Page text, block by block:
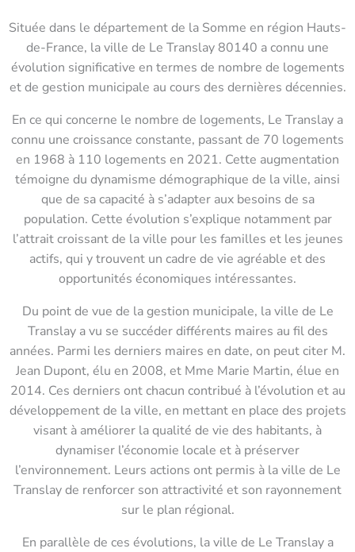
Située dans le département de la Somme en région Hauts-
de-France, la ville de Le Translay 80140 a connu une
évolution significative en termes de nombre de logements
et de gestion municipale au cours des dernières décennies.
En ce qui concerne le nombre de logements, Le Translay a
connu une croissance constante, passant de 70 logements
en 1968 à 110 logements en 2021. Cette augmentation
témoigne du dynamisme démographique de la ville, ainsi
que de sa capacité à s’adapter aux besoins de sa
population. Cette évolution s’explique notamment par
l’attrait croissant de la ville pour les familles et les jeunes
actifs, qui y trouvent un cadre de vie agréable et des
opportunités économiques intéressantes.
Du point de vue de la gestion municipale, la ville de Le
Translay a vu se succéder différents maires au fil des
années. Parmi les derniers maires en date, on peut citer M.
Jean Dupont, élu en 2008, et Mme Marie Martin, élue en
2014. Ces derniers ont chacun contribué à l’évolution et au
développement de la ville, en mettant en place des projets
visant à améliorer la qualité de vie des habitants, à
dynamiser l’économie locale et à préserver
l’environnement. Leurs actions ont permis à la ville de Le
Translay de renforcer son attractivité et son rayonnement
sur le plan régional.
En parallèle de ces évolutions, la ville de Le Translay a